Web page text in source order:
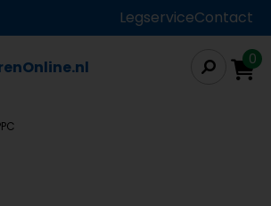
LegserviceContact
0